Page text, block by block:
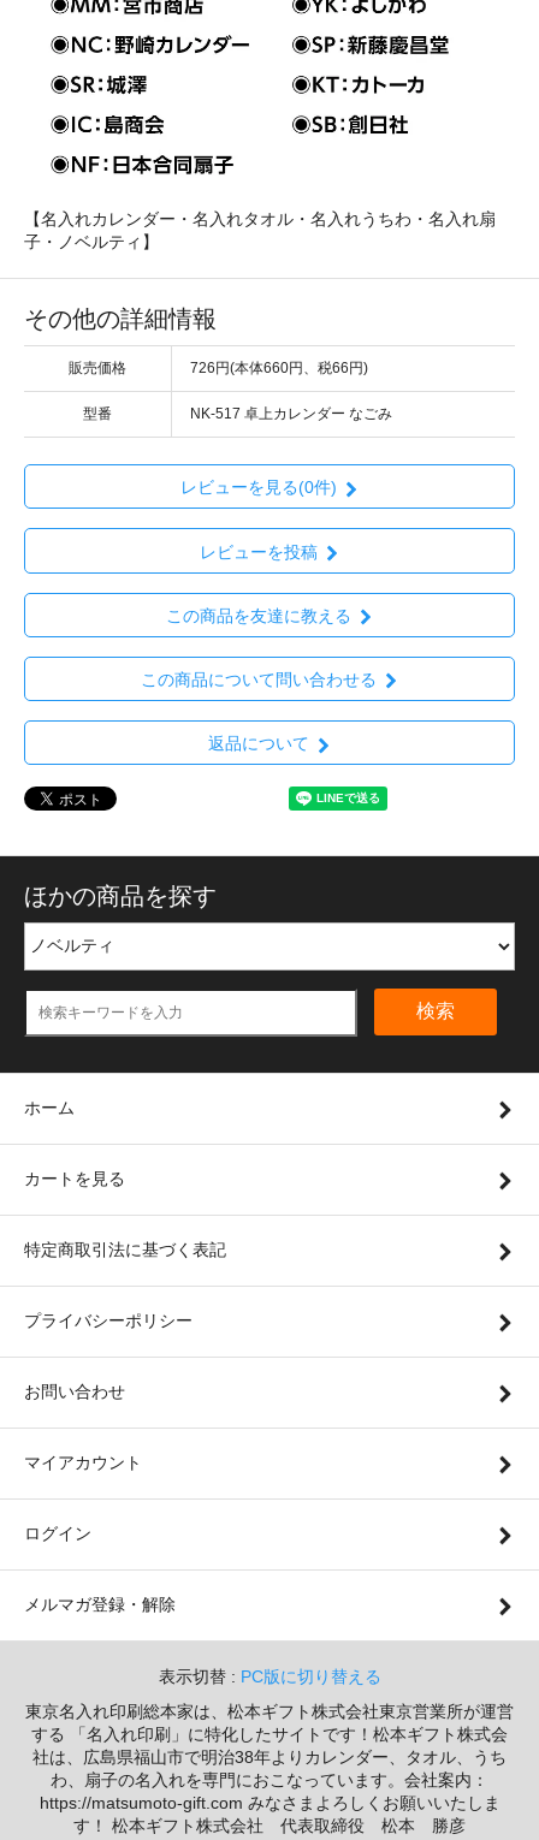
【名入れカレンダー・名入れタオル・名入れうちわ・名入れ扇
子・ノベルティ】
その他の詳細情報
販売価格 726円(本体660円、税66円)
型番 NK-517 卓上カレンダー なごみ
レビューを見る(0件)
レビューを投稿
この商品を友達に教える
この商品について問い合わせる
返品について
ほかの商品を探す
検索
ホーム
カートを見る
特定商取引法に基づく表記
プライバシーポリシー
お問い合わせ
マイアカウント
ログイン
メルマガ登録・解除
表示切替 : PC版に切り替える
東京名入れ印刷総本家は、松本ギフト株式会社東京営業所が運営
する 「名入れ印刷」に特化したサイトです！松本ギフト株式会
社は、広島県福山市で明治38年よりカレンダー、タオル、うち
わ、扇子の名入れを専門におこなっています。会社案内：
https://matsumoto-gift.com みなさまよろしくお願いいたしま
す！ 松本ギフト株式会社 代表取締役 松本 勝彦